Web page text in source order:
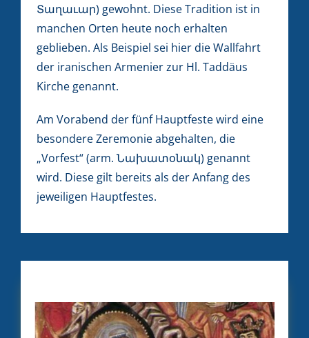
Տաղաւար) gewohnt. Diese Tradition ist in
manchen Orten heute noch erhalten
geblieben. Als Beispiel sei hier die Wallfahrt
der iranischen Armenier zur Hl. Taddäus
Kirche genannt.
Am Vorabend der fünf Hauptfeste wird eine
besondere Zeremonie abgehalten, die
„Vorfest“ (arm. Նախատօնակ) genannt
wird. Diese gilt bereits als der Anfang des
jeweiligen Hauptfestes.